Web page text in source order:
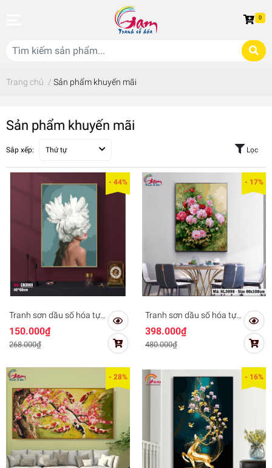
0
Trang chủ / Sản phẩm khuyến mãi
Sản phẩm khuyến mãi
Sắp xếp: Thứ tự Lọc
- 44%
Tranh sơn dầu số hóa tự
tô Gam CN3069
40x60cm KHUNG TỰ
CĂNG
150.000₫
268.000₫
- 17%
Tranh sơn dầu số hóa tự
tô Gam HL3098 khổ lớn
80x100cm KHÔNG
KHUNG
398.000₫
480.000₫
- 28% - 16%